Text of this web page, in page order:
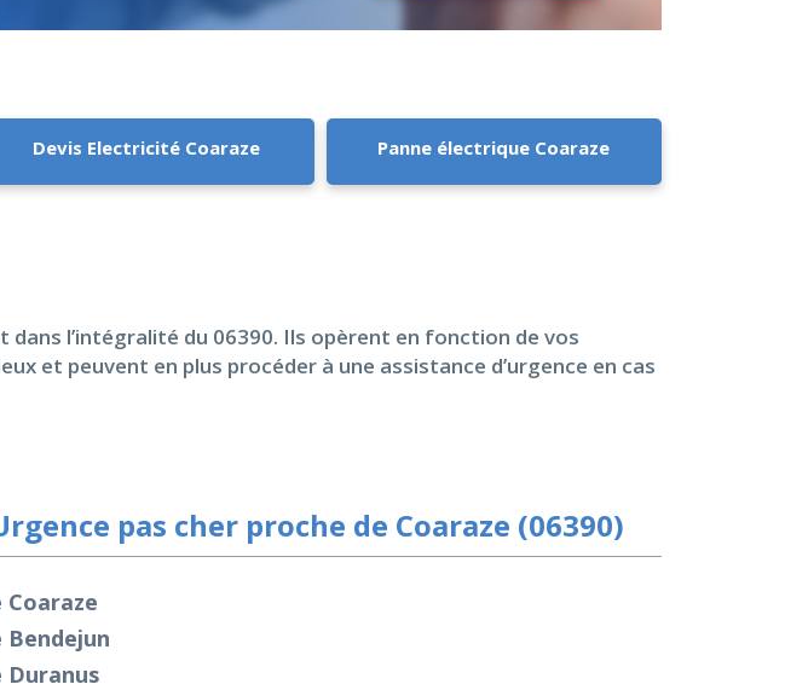
Devis Electricité Coaraze Panne électrique Coaraze
l’intégralité du 06390. Ils opèrent en fonction de vos
et peuvent en plus procéder à une assistance d’urgence en cas
pas cher proche de Coaraze (06390)